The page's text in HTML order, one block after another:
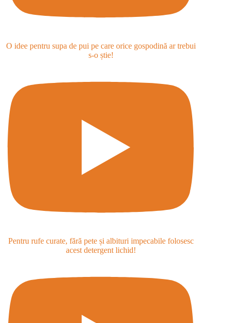
O idee pentru supa de pui pe care orice gospodină ar trebui
s-o știe!
Pentru rufe curate, fără pete și albituri impecabile folosesc
acest detergent lichid!